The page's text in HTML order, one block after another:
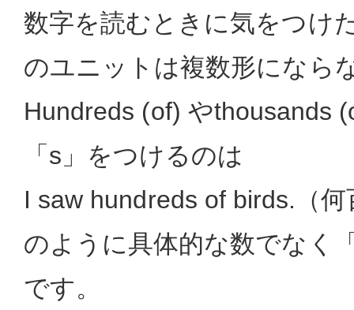
数字を読むときに気をつけ
のユニットは複数形になら
Hundreds (of) やthousands
「s」をつけるのは
I saw hundreds of birds.（
のように具体的な数でなく
です。